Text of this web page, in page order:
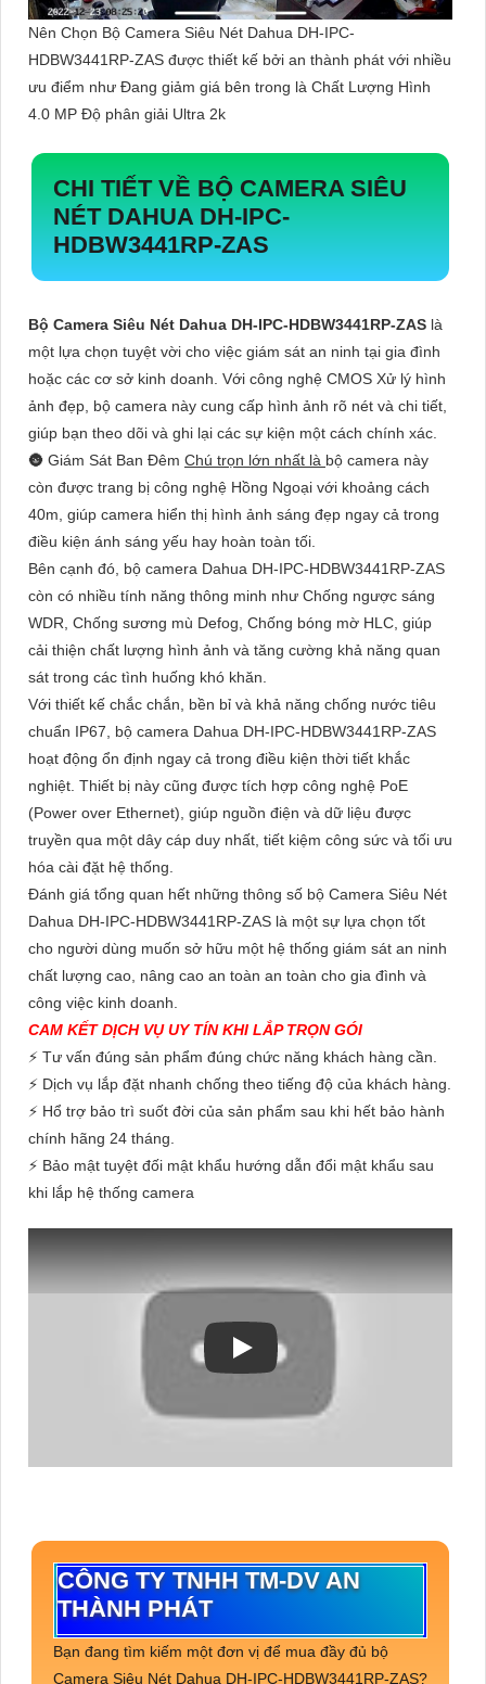
Nên Chọn Bộ Camera Siêu Nét Dahua DH-IPC-
HDBW3441RP-ZAS được thiết kế bởi an thành phát với nhiều
ưu điểm như Đang giảm giá bên trong là Chất Lượng Hình
4.0 MP Độ phân giải Ultra 2k
CHI TIẾT VỀ BỘ CAMERA SIÊU
NÉT DAHUA DH-IPC-
HDBW3441RP-ZAS
Bộ Camera Siêu Nét Dahua DH-IPC-HDBW3441RP-ZAS là
một lựa chọn tuyệt vời cho việc giám sát an ninh tại gia đình
hoặc các cơ sở kinh doanh. Với công nghệ CMOS Xử lý hình
ảnh đẹp, bộ camera này cung cấp hình ảnh rõ nét và chi tiết,
giúp bạn theo dõi và ghi lại các sự kiện một cách chính xác.
🌚 Giám Sát Ban Đêm Chú trọn lớn nhất là bộ camera này
còn được trang bị công nghệ Hồng Ngoại với khoảng cách
40m, giúp camera hiển thị hình ảnh sáng đẹp ngay cả trong
điều kiện ánh sáng yếu hay hoàn toàn tối.
Bên cạnh đó, bộ camera Dahua DH-IPC-HDBW3441RP-ZAS
còn có nhiều tính năng thông minh như Chống ngược sáng
WDR, Chống sương mù Defog, Chống bóng mờ HLC, giúp
cải thiện chất lượng hình ảnh và tăng cường khả năng quan
sát trong các tình huống khó khăn.
Với thiết kế chắc chắn, bền bỉ và khả năng chống nước tiêu
chuẩn IP67, bộ camera Dahua DH-IPC-HDBW3441RP-ZAS
hoạt động ổn định ngay cả trong điều kiện thời tiết khắc
nghiệt. Thiết bị này cũng được tích hợp công nghệ PoE
(Power over Ethernet), giúp nguồn điện và dữ liệu được
truyền qua một dây cáp duy nhất, tiết kiệm công sức và tối ưu
hóa cài đặt hệ thống.
Đánh giá tổng quan hết những thông số bộ Camera Siêu Nét
Dahua DH-IPC-HDBW3441RP-ZAS là một sự lựa chọn tốt
cho người dùng muốn sở hữu một hệ thống giám sát an ninh
chất lượng cao, nâng cao an toàn an toàn cho gia đình và
công việc kinh doanh.
CAM KẾT DỊCH VỤ UY TÍN KHI LẮP TRỌN GÓI
⚡ Tư vấn đúng sản phẩm đúng chức năng khách hàng cần.
⚡ Dịch vụ lắp đặt nhanh chống theo tiếng độ của khách hàng.
⚡ Hổ trợ bảo trì suốt đời của sản phẩm sau khi hết bảo hành
chính hãng 24 tháng.
⚡ Bảo mật tuyệt đối mật khẩu hướng dẫn đổi mật khẩu sau
khi lắp hệ thống camera
CÔNG TY TNHH TM-DV AN
THÀNH PHÁT
Bạn đang tìm kiếm một đơn vị để mua đầy đủ bộ
Camera Siêu Nét Dahua DH-IPC-HDBW3441RP-ZAS?